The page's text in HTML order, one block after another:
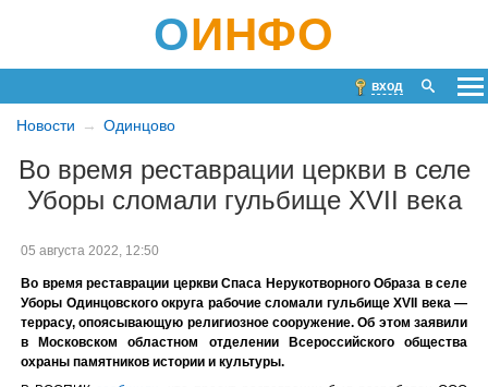
ОИНФО
вход
Новости Одинцово
Во время реставрации церкви в селе
Уборы сломали гульбище XVII века
05 августа 2022, 12:50
Во время реставрации церкви Спаса Нерукотворного Образа в селе
Уборы Одинцовского округа рабочие сломали гульбище XVII века —
террасу, опоясывающую религиозное сооружение. Об этом заявили
в Московском областном отделении Всероссийского общества
охраны памятников истории и культуры.